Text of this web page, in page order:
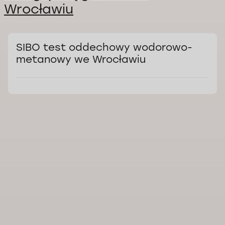
Wrocławiu
SIBO test oddechowy wodorowo-
metanowy we Wrocławiu